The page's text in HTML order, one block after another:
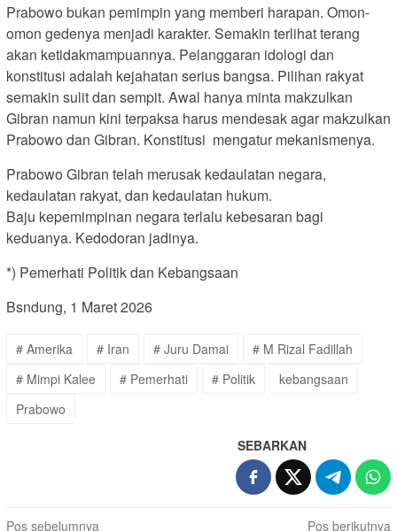
Prabowo bukan pemimpin yang memberi harapan. Omon-
omon gedenya menjadi karakter. Semakin terlihat terang
akan ketidakmampuannya. Pelanggaran idologi dan
konstitusi adalah kejahatan serius bangsa. Pilihan rakyat
semakin sulit dan sempit. Awal hanya minta makzulkan
Gibran namun kini terpaksa harus mendesak agar makzulkan
Prabowo dan Gibran. Konstitusi mengatur mekanismenya.
Prabowo Gibran telah merusak kedaulatan negara,
kedaulatan rakyat, dan kedaulatan hukum.
Baju kepemimpinan negara terlalu kebesaran bagi
keduanya. Kedodoran jadinya.
*) Pemerhati Politik dan Kebangsaan
Bsndung, 1 Maret 2026
# Amerika # Iran # Juru Damai
# M Rizal Fadillah
# Mimpi Kalee
# Pemerhati # Politik
kebangsaan
Prabowo
SEBARKAN
Pos sebelumnya Pos berikutnya